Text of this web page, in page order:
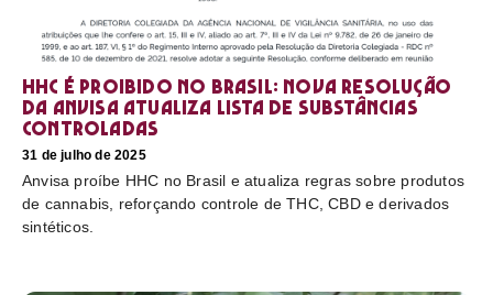
HHC é proibido no Brasil: nova resolução
da Anvisa atualiza lista de substâncias
controladas
31 de julho de 2025
Anvisa proíbe HHC no Brasil e atualiza regras sobre produtos
de cannabis, reforçando controle de THC, CBD e derivados
sintéticos.